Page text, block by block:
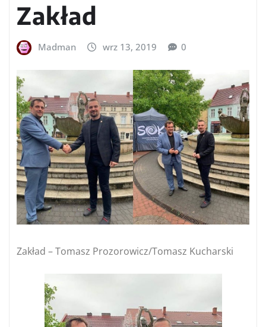
Zakład
Madman wrz 13, 2019 0
Zakład – Tomasz Prozorowicz/Tomasz Kucharski